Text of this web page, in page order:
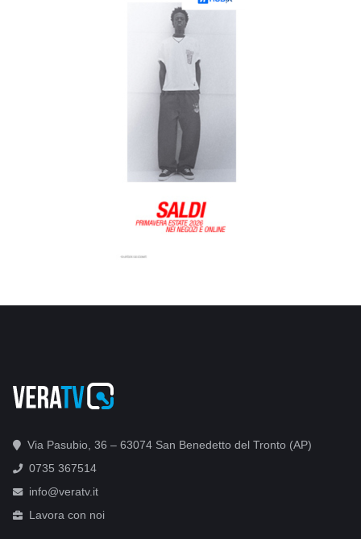
Via Pasubio, 36 – 63074 San Benedetto del Tronto (AP)
0735 367514
info@veratv.it
Lavora con noi